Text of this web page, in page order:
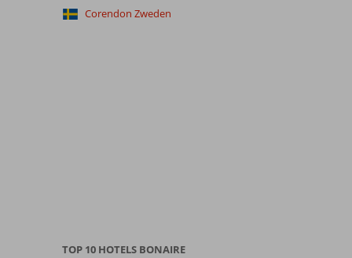
Corendon Zweden
TOP 10 HOTELS BONAIRE